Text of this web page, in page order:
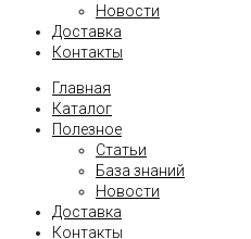
Новости
Доставка
Контакты
Главная
Каталог
Полезное
Статьи
База знаний
Новости
Доставка
Контакты